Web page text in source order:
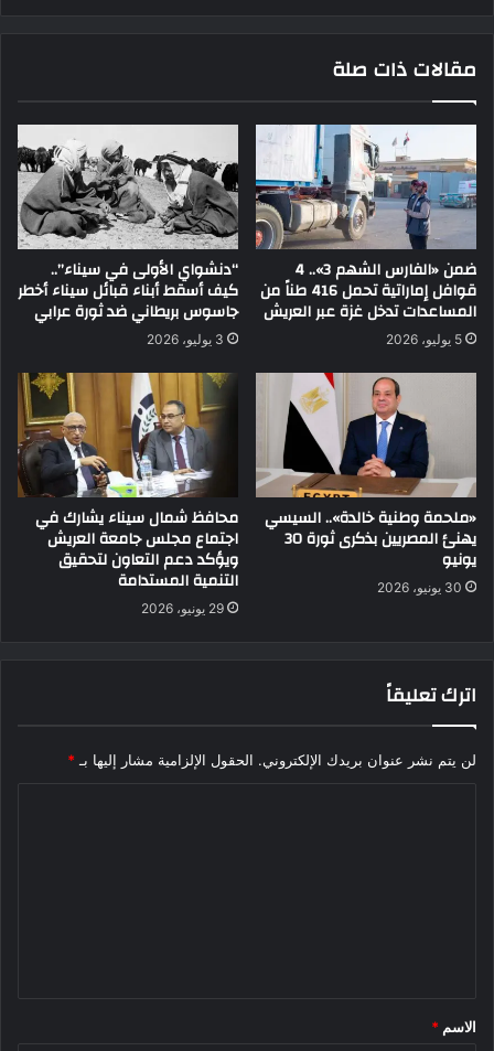
مقالات ذات صلة
ضمن «الفارس الشهم 3».. 4
قوافل إماراتية تحمل 416 طناً من
المساعدات تدخل غزة عبر العريش
5 يوليو، 2026
“دنشواي الأولى في سيناء”..
كيف أسقط أبناء قبائل سيناء أخطر
جاسوس بريطاني ضد ثورة عرابي
3 يوليو، 2026
«ملحمة وطنية خالدة».. السيسي
يهنئ المصريين بذكرى ثورة 30
يونيو
30 يونيو، 2026
محافظ شمال سيناء يشارك في
اجتماع مجلس جامعة العريش
ويؤكد دعم التعاون لتحقيق
التنمية المستدامة
29 يونيو، 2026
اترك تعليقاً
لن يتم نشر عنوان بريدك الإلكتروني. الحقول الإلزامية مشار إليها بـ *
*
الاسم *